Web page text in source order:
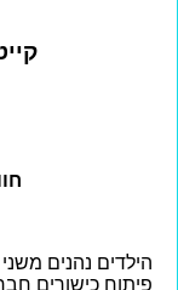
הילדים נהנים
פיתוח כישורים